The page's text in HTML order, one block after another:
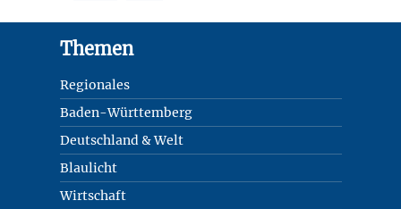
Themen
Regionales
Baden-Württemberg
Deutschland & Welt
Blaulicht
Wirtschaft